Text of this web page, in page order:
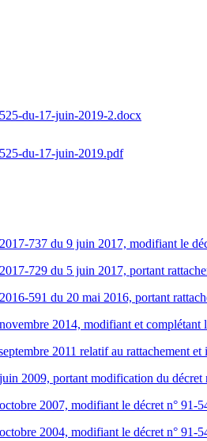
du-17-juin-2019-2.docx
du-17-juin-2019.pdf
737 du 9 juin 2017, modifiant le
729 du 5 juin 2017, portant
591 du 20 mai 2016, portant
2014, modifiant et
2011 relatif au rattachement
2009, portant modification du
2007, modifiant le décret n°
2004, modifiant le décret n°